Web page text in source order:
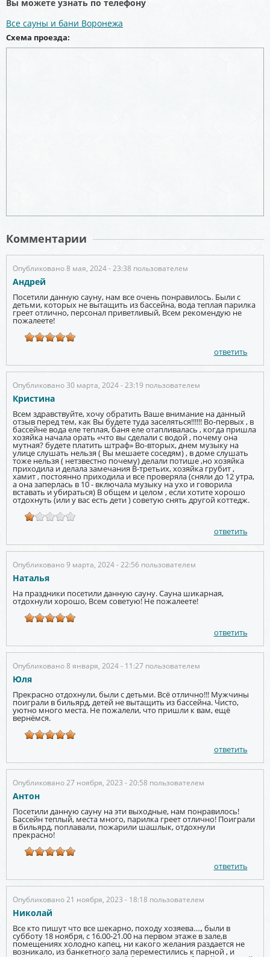
Вы можете узнать по телефону
Все сауны и бани Воронежа
Схема проезда:
Комментарии
Опубликовано 8 мая, 2024 - 23:38 пользователем
Андрей
Посетили данную сауну, нам все очень понравилось. Были с
детьми, которых не вытащить из бассейна, вода теплая парилка
греет отлично, персонал приветливый, Всем рекомендую не
пожалеете!
ответить
Опубликовано 30 марта, 2024 - 23:19 пользователем
Кристина
Всем здравствуйте, хочу обратить Ваше внимание на данный
отзыв перед тем, как Вы будете туда заселяться!!!!!! Во-первых , в
бассейне вода еле теплая, баня еле отапливалась , когда пришла
хозяйка начала орать «что вы сделали с водой , почему она
мутная? будете платить штраф» Во-вторых, днем музыку на
улице слушать нельзя ( Вы мешаете соседям) , в доме слушать
тоже нельзя ( нетзвестно почему) делали потише ,но хозяйка
приходила и делала замечания В-третьих, хозяйка грубит ,
хамит , постоянно приходила и все проверяла (сняли до 12 утра,
а она заперлась в 10 - включала музыку на ухо и говорила
вставать и убираться) В общем и целом , если хотите хорошо
отдохнуть (или у вас есть дети ) советую снять другой коттедж.
ответить
Опубликовано 9 марта, 2024 - 22:56 пользователем
Наталья
На праздники посетили данную сауну. Сауна шикарная,
отдохнули хорошо, Всем советую! Не пожалеете!
ответить
Опубликовано 8 января, 2024 - 11:27 пользователем
Юля
Прекрасно отдохнули, были с детьми. Всё отлично!!! Мужчины
поиграли в бильярд, детей не вытащить из бассейна. Чисто,
уютно много места. Не пожалели, что пришли к вам, ещё
вернёмся.
ответить
Опубликовано 27 ноября, 2023 - 20:58 пользователем
Антон
Посетили данную сауну на эти выходные, нам понравилось!
Бассейн теплый, места много, парилка греет отлично! Поиграли
в бильярд, поплавали, пожарили шашлык, отдохнули
прекрасно!
ответить
Опубликовано 21 ноября, 2023 - 18:18 пользователем
Николай
Все кто пишут что все шекарно, походу хозяева...., были в
субботу 18 ноября, с 16.00-21.00 на первом этаже в зале,в
помещениях холодно капец, ни какого желания раздается не
возникало, из банкетного зала переместились к парной , и